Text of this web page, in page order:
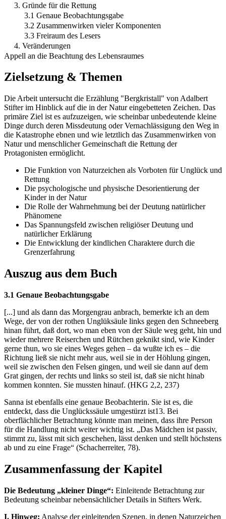
3. Gründe für die Rettung
3.1 Genaue Beobachtungsgabe
3.2 Zusammenwirken vieler Komponenten
3.3 Freiraum des Lesers
4. Veränderungen
Appell an die Beachtung des Lebensraumes
Zielsetzung & Themen
Die Arbeit untersucht die Erzählung "Bergkristall" von Adalbert
Stifter im Hinblick auf die in der Natur eingebetteten Zeichen. Das
primäre Ziel ist es aufzuzeigen, wie scheinbar unbedeutende kleine
Dinge durch deren Missdeutung oder Vernachlässigung den Weg in
die Katastrophe ebnen und wie letztlich das Zusammenwirken von
Natur und menschlicher Gemeinschaft die Rettung der
Protagonisten ermöglicht.
Die Funktion von Naturzeichen als Vorboten für Unglück und
Rettung
Die psychologische und physische Desorientierung der
Kinder in der Natur
Die Rolle der Wahrnehmung bei der Deutung natürlicher
Phänomene
Das Spannungsfeld zwischen religiöser Deutung und
natürlicher Erklärung
Die Entwicklung der kindlichen Charaktere durch die
Grenzerfahrung
Auszug aus dem Buch
3.1 Genaue Beobachtungsgabe
[...] und als dann das Morgengrau anbrach, bemerkte ich an dem
Wege, der von der rothen Unglüksäule links gegen den Schneeberg
hinan führt, daß dort, wo man eben von der Säule weg geht, hin und
wieder mehrere Reiserchen und Rütchen geknikt sind, wie Kinder
gerne thun, wo sie eines Weges gehen – da wußte ich es – die
Richtung ließ sie nicht mehr aus, weil sie in der Höhlung gingen,
weil sie zwischen den Felsen gingen, und weil sie dann auf dem
Grat gingen, der rechts und links so steil ist, daß sie nicht hinab
kommen konnten. Sie mussten hinauf. (HKG 2,2, 237)
Sanna ist ebenfalls eine genaue Beobachterin. Sie ist es, die
entdeckt, dass die Unglückssäule umgestürzt ist13. Bei
oberflächlicher Betrachtung könnte man meinen, dass ihre Person
für die Handlung nicht weiter wichtig ist. „Das Mädchen ist passiv,
stimmt zu, lässt mit sich geschehen, lässt denken und stellt höchstens
ab und zu eine Frage“ (Schacherreiter, 78).
Zusammenfassung der Kapitel
Die Bedeutung „kleiner Dinge“: Einleitende Betrachtung zur
Bedeutung scheinbar nebensächlicher Details in Stifters Werk.
I. Hinweg: Analyse der einleitenden Szenen, in denen Naturzeichen